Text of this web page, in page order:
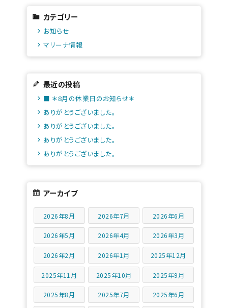
カテゴリー
お知らせ
マリーナ情報
最近の投稿
■ ＊8月の休業日のお知らせ＊
ありがとうございました。
ありがとうございました。
ありがとうございました。
ありがとうございました。
アーカイブ
2026年8月 2026年7月 2026年6月
2026年5月 2026年4月 2026年3月
2026年2月 2026年1月 2025年12月
2025年11月 2025年10月 2025年9月
2025年8月 2025年7月 2025年6月